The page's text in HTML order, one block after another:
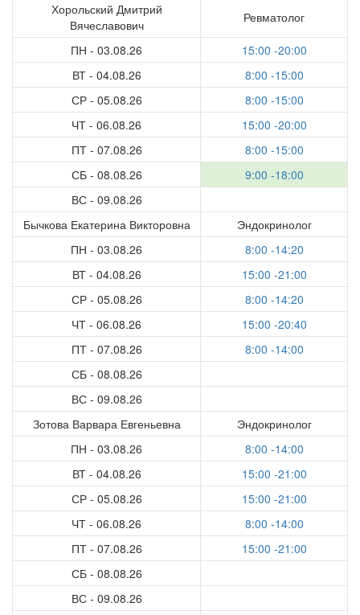
Хорольский Дмитрий
Вячеславович
Ревматолог
ПН - 03.08.26
15:00 -20:00
ВТ - 04.08.26
8:00 -15:00
СР - 05.08.26
8:00 -15:00
ЧТ - 06.08.26
15:00 -20:00
ПТ - 07.08.26
8:00 -15:00
СБ - 08.08.26
9:00 -18:00
ВС - 09.08.26
Бычкова Екатерина Викторовна
Эндокринолог
ПН - 03.08.26
8:00 -14:20
ВТ - 04.08.26
15:00 -21:00
СР - 05.08.26
8:00 -14:20
ЧТ - 06.08.26
15:00 -20:40
ПТ - 07.08.26
8:00 -14:00
СБ - 08.08.26
ВС - 09.08.26
Зотова Варвара Евгеньевна
Эндокринолог
ПН - 03.08.26
8:00 -14:00
ВТ - 04.08.26
15:00 -21:00
СР - 05.08.26
15:00 -21:00
ЧТ - 06.08.26
8:00 -14:00
ПТ - 07.08.26
15:00 -21:00
СБ - 08.08.26
ВС - 09.08.26